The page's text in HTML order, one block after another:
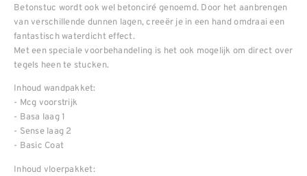
Betonstuc wordt ook wel betonciré genoemd. Door het aanbrengen
van verschillende dunnen lagen, creeër je in een hand omdraai een
fantastisch waterdicht effect.
Met een speciale voorbehandeling is het ook mogelijk om direct over
tegels heen te stucken.
Inhoud wandpakket:
- Mcg voorstrijk
- Basa laag 1
- Sense laag 2
- Basic Coat
Inhoud vloerpakket: